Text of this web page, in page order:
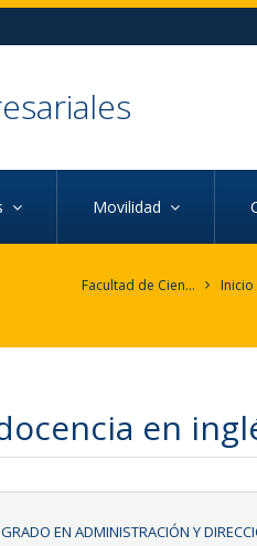
Movilidad
Facultad de Ciencias Empresariales Inicio
en
GRADO EN ADMINISTRACIÓN Y